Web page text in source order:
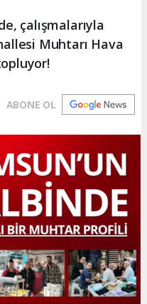
çalışmalarıyla
Muhtarı Hava
ABONE OL